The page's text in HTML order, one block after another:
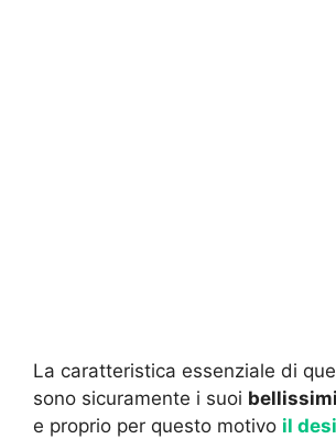
La caratteristica essenziale di
sono sicuramente i suoi
e proprio per questo motivo il